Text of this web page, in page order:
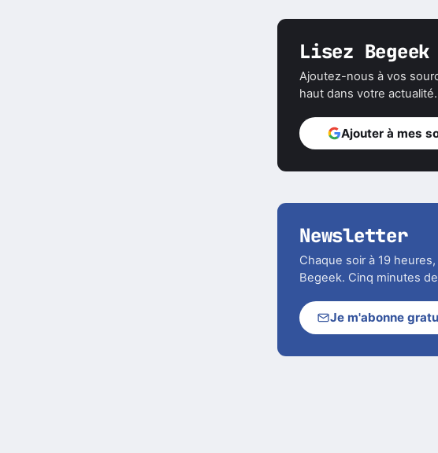
Lisez
Ajoutez-nous à vos
haut dans votre actualité.
Ajouter à mes
Newsletter
Chaque soir à 19
Begeek. Cinq minutes
Je m'abonne